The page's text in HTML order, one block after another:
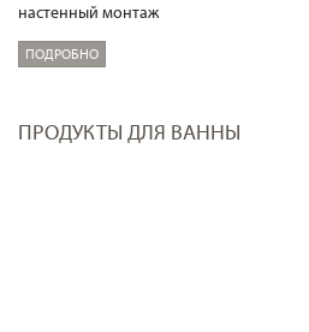
настенный монтаж
ПОДРОБНО
ПРОДУКТЫ ДЛЯ ВАННЫ